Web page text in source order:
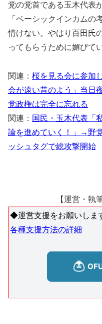
党の党首である玉木代表
「ベーシックインカムの
情けない。やはり百田氏
ってもらうために媚びて
関連： 桜を見る会に参加
会が遠い昔のよう」当日
党政権は完全に忘れる
関連： 国民・玉木代表「
論を進めていく！」→野
ッシュタグで総攻撃開始
【運営・執
◆運営支援をお願いしま
各種支援方法の詳細